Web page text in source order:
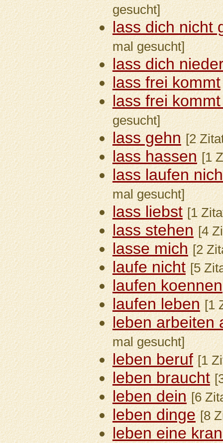
gesucht]
lass dich nicht
mal gesucht]
lass dich
lass frei kommt
lass frei
gesucht]
lass gehn [2
lass hassen [1
lass laufen
mal gesucht]
lass liebst [1
lass stehen [4
lasse mich [2
laufe nicht [5
laufen koennen
laufen leben [1
leben arbeiten
mal gesucht]
leben beruf [1
leben braucht
leben dein [6
leben dinge [8
leben eine